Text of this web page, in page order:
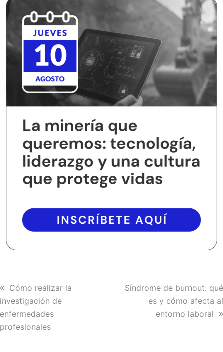
previous
post:
Cómo realizar la
investigación de
enfermedades
profesionales
next
Síndrome de burnout: qué
es y cómo afecta al
entorno laboral